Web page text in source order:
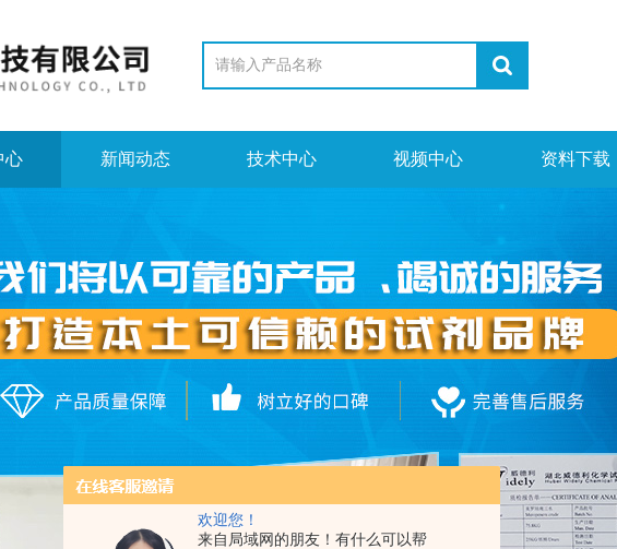
欢迎您！
来自局域网的朋友！有什么可以帮
心 新闻动态 技术中心 视频中心 资料下载